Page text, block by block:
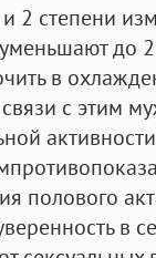
2 степени
до
в
с этим
полового
в